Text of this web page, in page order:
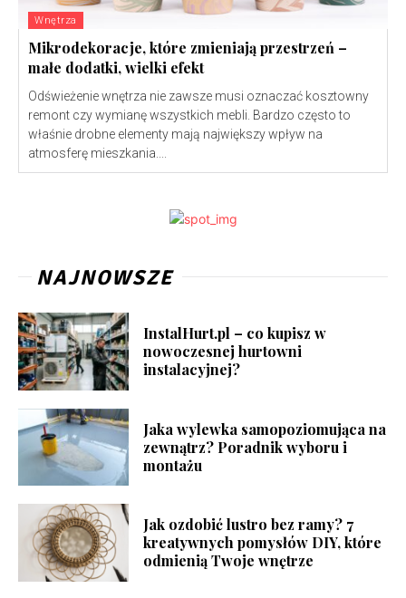
Wnętrza
Mikrodekoracje, które zmieniają przestrzeń –
małe dodatki, wielki efekt
Odświeżenie wnętrza nie zawsze musi oznaczać kosztowny
remont czy wymianę wszystkich mebli. Bardzo często to
właśnie drobne elementy mają największy wpływ na
atmosferę mieszkania....
NAJNOWSZE
InstalHurt.pl – co kupisz w
nowoczesnej hurtowni
instalacyjnej?
Jaka wylewka samopoziomująca na
zewnątrz? Poradnik wyboru i
montażu
Jak ozdobić lustro bez ramy? 7
kreatywnych pomysłów DIY, które
odmienią Twoje wnętrze